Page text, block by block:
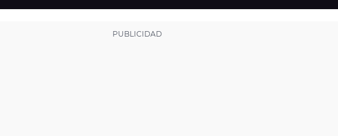
FM
VIRALES